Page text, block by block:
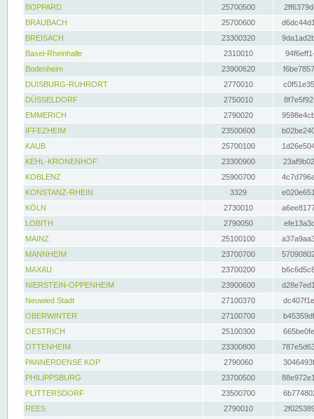
BOPPARD
25700500
BRAUBACH
25700600
BREISACH
23300320
Basel-Rheinhalle
2310010
Bodenheim
23900620
DUISBURG-RUHRORT
2770010
DÜSSELDORF
2750010
EMMERICH
2790020
IFFEZHEIM
23500600
KAUB
25700100
KEHL-KRONENHOF
23300900
KOBLENZ
25900700
KONSTANZ-RHEIN
3329
KÖLN
2730010
LOBITH
2790050
MAINZ
25100100
MANNHEIM
23700700
MAXAU
23700200
NIERSTEIN-OPPENHEIM
23900600
Neuwied Stadt
27100370
OBERWINTER
27100700
OESTRICH
25100300
OTTENHEIM
23300800
PANNERDENSE KOP
2790060
PHILIPPSBURG
23700500
PLITTERSDORF
23500700
REES
2790010